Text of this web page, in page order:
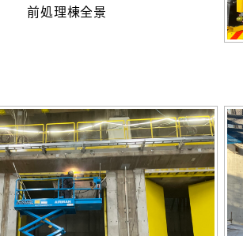
前処理棟全景